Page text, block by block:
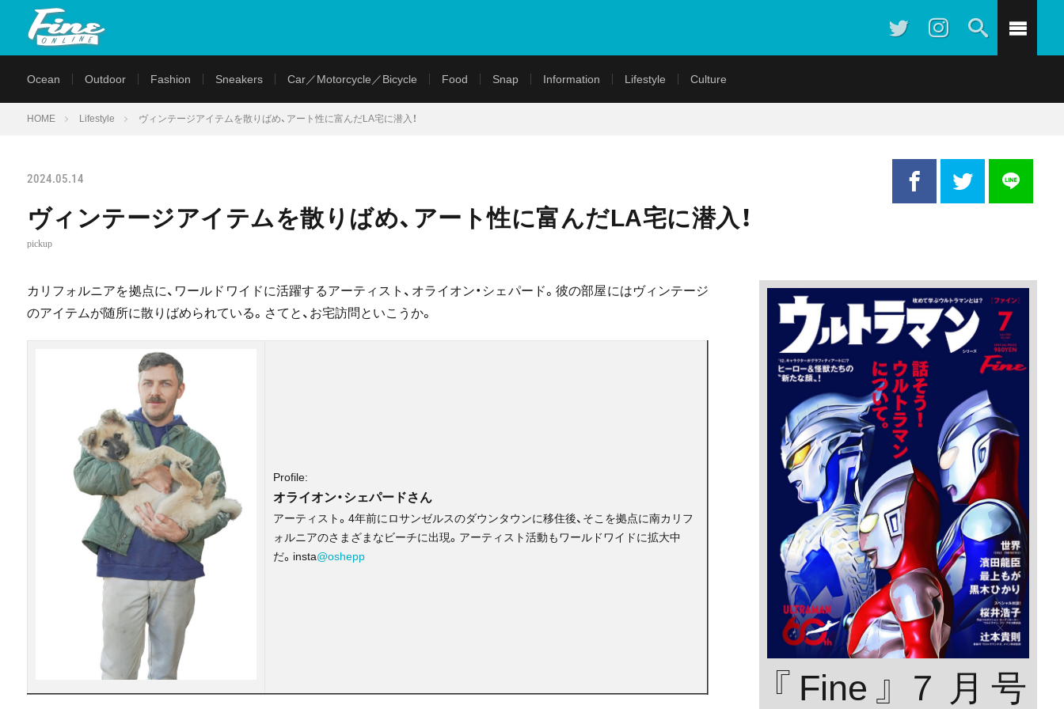
Ocean Outdoor Fashion Sneakers Car／Motorcycle／Bicycle Food Snap Information Lifestyle Culture
HOME Lifestyle ヴィンテージアイテムを散りばめ、アート性に富んだLA宅に潜入！
2024.05.14
ヴィンテージアイテムを散りばめ、アート性に富んだLA宅に潜入！
pickup
カリフォルニアを拠点に、ワールドワイドに活躍するアーティスト、オライオン・シェパード。彼の部屋にはヴィンテージ
のアイテムが随所に散りばめられている。さてと、お宅訪問といこうか。
Profile:
オライオン・シェパードさん
アーティスト。4年前にロサンゼルスのダウンタウンに移住後、そこを拠点に南カリフ
ォルニアのさまざまなビーチに出現。アーティスト活動もワールドワイドに拡大中
だ。insta@oshepp
『Fine』７月号